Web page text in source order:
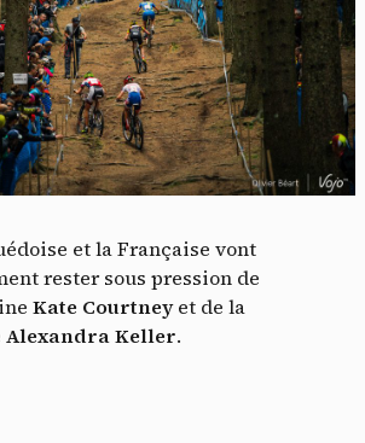
et la Française vont
rester sous pression de
Kate Courtneyet de la
Alexandra Keller.